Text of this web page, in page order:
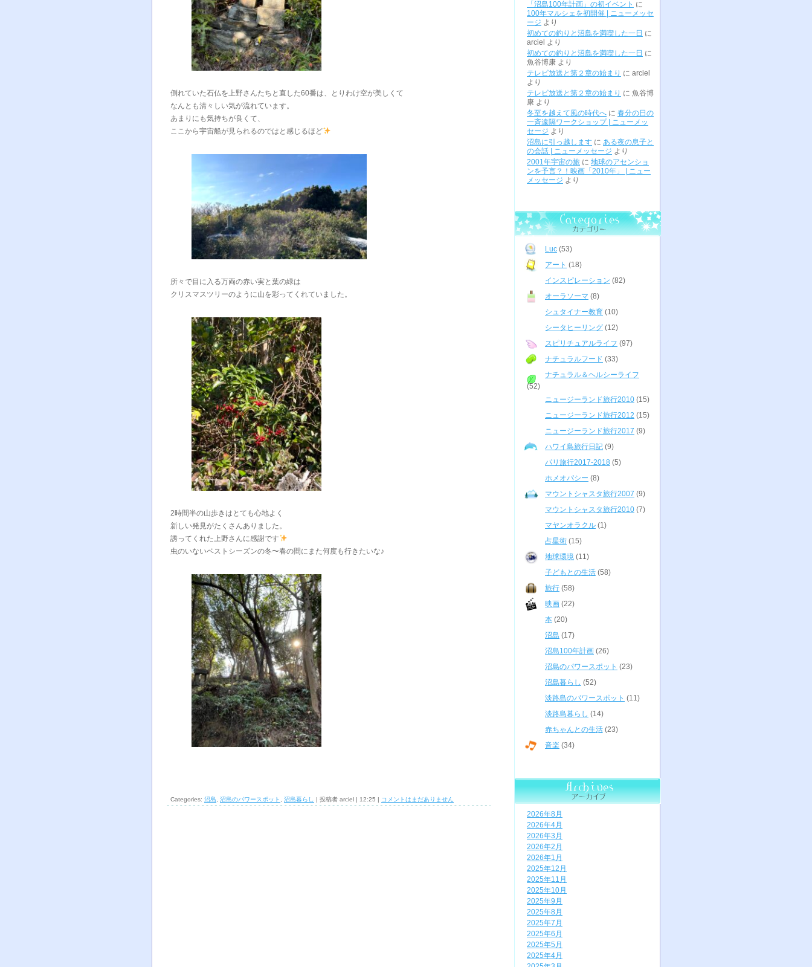
倒れていた石仏を上野さんたちと直した60番は、とりわけ空が美しくて
なんとも清々しい気が流れています。
あまりにも気持ちが良くて、
ここから宇宙船が見られるのではと感じるほど
所々で目に入る万両の赤い実と葉の緑は
クリスマスツリーのように山を彩ってくれていました。
2時間半の山歩きはとても心地よく
新しい発見がたくさんありました。
誘ってくれた上野さんに感謝です
虫のいないベストシーズンの冬〜春の間にまた何度も行きたいな♪
Categories: 沼島, 沼島のパワースポット , 沼島暮らし | 投稿者 arciel | 12:25 | コメントはまだありません
「沼島100年計画」の初イベント に
100年マルシェを初開催 | ニューメッセ
ージ より
初めての釣りと沼島を満喫した一日 に
arciel
より
初めての釣りと沼島を満喫した一日 に
魚谷博康 より
テレビ放送と第２章の始まり に arciel
より
テレビ放送と第２章の始まり に 魚谷博
康 より
冬至を越えて風の時代へ に 春分の日の
一斉遠隔ワークショップ | ニューメッ
セージ より
沼島に引っ越します に ある夜の息子と
の会話 | ニューメッセージ より
2001年宇宙の旅 に 地球のアセンショ
ンを予言？！映画「2010年」 | ニュー
メッセージ より
Luc (53)
アート (18)
インスピレーション (82)
オーラソーマ (8)
シュタイナー教育 (10)
シータヒーリング (12)
スピリチュアルライフ (97)
ナチュラルフード (33)
ナチュラル＆ヘルシーライフ
(52)
ニュージーランド旅行2010 (15)
ニュージーランド旅行2012 (15)
ニュージーランド旅行2017 (9)
ハワイ島旅行日記 (9)
パリ旅行2017-2018 (5)
ホメオパシー (8)
マウントシャスタ旅行2007 (9)
マウントシャスタ旅行2010 (7)
マヤンオラクル (1)
占星術 (15)
地球環境 (11)
子どもとの生活 (58)
旅行 (58)
映画 (22)
本 (20)
沼島 (17)
沼島100年計画 (26)
沼島のパワースポット (23)
沼島暮らし (52)
淡路島のパワースポット (11)
淡路島暮らし (14)
赤ちゃんとの生活 (23)
音楽 (34)
2026年8月
2026年4月
2026年3月
2026年2月
2026年1月
2025年12月
2025年11月
2025年10月
2025年9月
2025年8月
2025年7月
2025年6月
2025年5月
2025年4月